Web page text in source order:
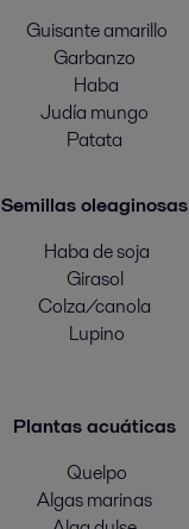
Guisante amarillo
Garbanzo
Haba
Judía mungo
Patata
Semillas oleaginosas
Haba de soja
Girasol
Colza/canola
Lupino
Plantas acuáticas
Quelpo
Algas marinas